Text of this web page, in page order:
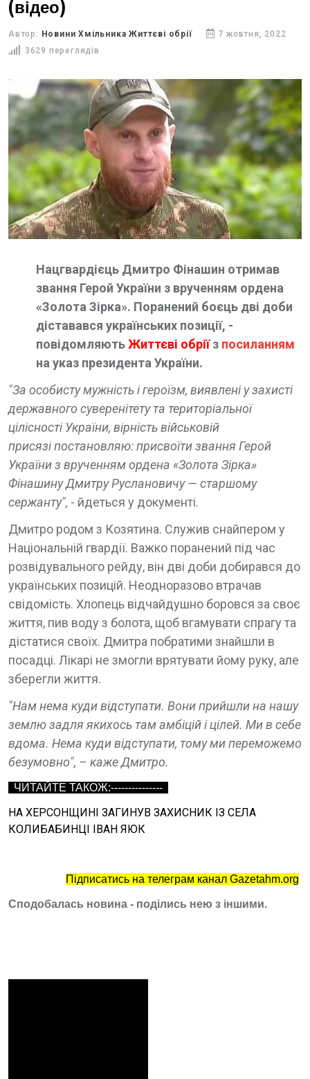
(відео)
Автор: Новини Хмільника Життєві обрії
7 жовтня, 2022
3629 переглядів
Нацгвардієць Дмитро Фінашин отримав
звання Герой України з врученням ордена
«Золота Зірка». Поранений боєць дві доби
діставався українських позиції, -
повідомляютьЖиттєві обріїз посиланням
на указ президента України.
"За особисту мужність і героїзм, виявлені у захисті
державного суверенітету та територіальної
цілісності України, вірність військовій
присязі постановляю: присвоїти звання Герой
України з врученням ордена «Золота Зірка»
Фінашину Дмитру Руслановичу — старшому
сержанту", - йдеться у документі.
Дмитро родом з Козятина. Служив снайпером у
Національній гвардії. Важко поранений під час
розвідувального рейду, він дві доби добирався до
українських позицій. Неодноразово втрачав
свідомість. Хлопець відчайдушно боровся за своє
життя, пив воду з болота, щоб вгамувати спрагу та
дістатися своїх. Дмитра побратими знайшли в
посадці. Лікарі не змогли врятувати йому руку, але
зберегли життя.
"Нам нема куди відступати. Вони прийшли на нашу
землю задля якихось там амбіцій і цілей. Ми в себе
вдома. Нема куди відступати, тому ми переможемо
безумовно", – каже Дмитро.
ЧИТАЙТЕ ТАКОЖ:---------------
НА ХЕРСОНЩИНІ ЗАГИНУВ ЗАХИСНИК ІЗ СЕЛА
КОЛИБАБИНЦІ ІВАН ЯЮК
Підписатись на телеграм канал Gazetahm.org
Сподобалась новина - поділись нею з іншими.